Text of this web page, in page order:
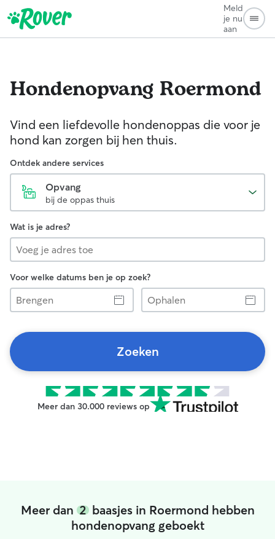
Meld
je nu
aan
Hondenopvang Roermond
Vind een liefdevolle hondenoppas die voor je
hond kan zorgen bij hen thuis.
Ontdek andere services
Opvang
bij de oppas thuis
Wat is je adres?
Voor welke datums ben je op zoek?
Brengen
Ophalen
Zoeken
Meer dan 30.000 reviews op
Meer dan 2baasjes in Roermond hebben
hondenopvang geboekt